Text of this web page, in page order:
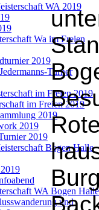
WA 2019
Wa im Freien
2019
Turner
im Freien 2019
im Freien 2019
2019
2019
2019
Bogen Halle
WA Bogen Halle
und